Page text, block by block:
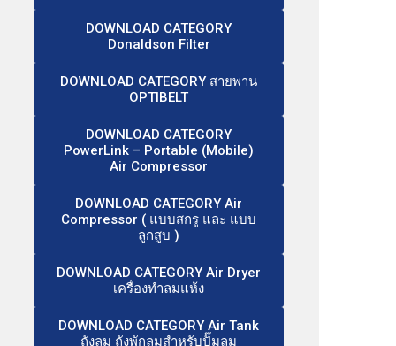
DOWNLOAD CATEGORY
Donaldson Filter
DOWNLOAD CATEGORY สายพาน
OPTIBELT
DOWNLOAD CATEGORY
PowerLink – Portable (Mobile)
Air Compressor
DOWNLOAD CATEGORY Air
Compressor ( แบบสกรู และ แบบ
ลูกสูบ )
DOWNLOAD CATEGORY Air Dryer
เครื่องทำลมแห้ง
DOWNLOAD CATEGORY Air Tank
ถังลม ถังพักลมสำหรับปั๊มลม